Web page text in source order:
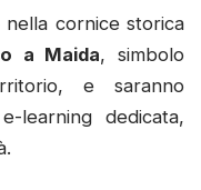
cornice storica
a Maida, simbolo
e saranno
learning dedicata,